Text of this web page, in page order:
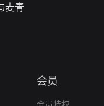
麦青
会员